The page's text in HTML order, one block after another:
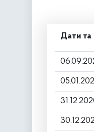
Дати та